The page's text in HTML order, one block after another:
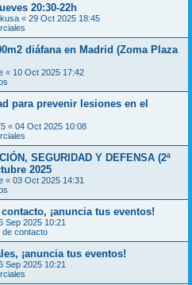
20:30-22h
« 29 Oct 2025 18:45
diáfana en Madrid (Zoma Plaza
« 10 Oct 2025 17:42
para prevenir lesiones en el
« 04 Oct 2025 10:08
SEGURIDAD Y DEFENSA (2ª
2025
« 03 Oct 2025 14:31
¡anuncia tus eventos!
Sep 2025 10:21
de contacto
¡anuncia tus eventos!
Sep 2025 10:21